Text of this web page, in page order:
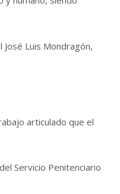
José Luis Mondragón,
articulado que el
Servicio Penitenciario